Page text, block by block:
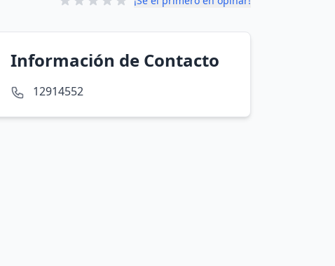
Información de Contacto
12914552